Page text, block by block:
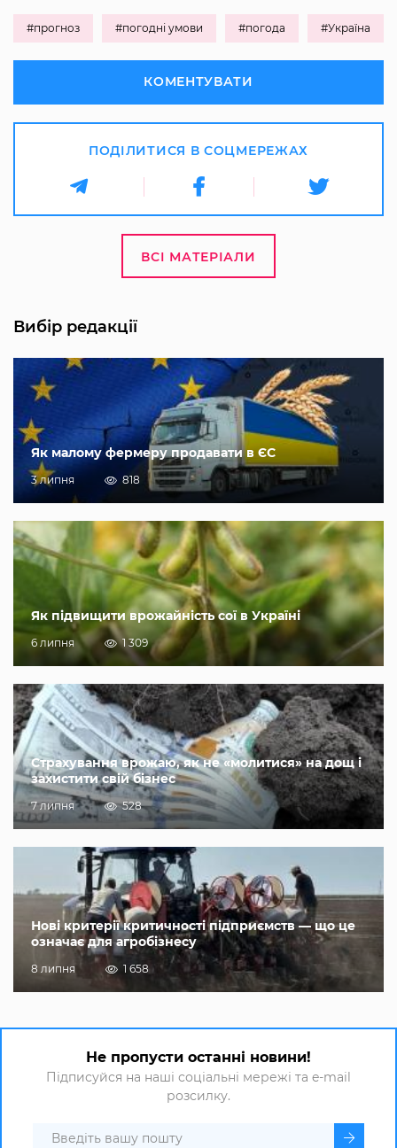
#прогноз #погодні умови #погода #Україна
КОМЕНТУВАТИ
ПОДІЛИТИСЯ В СОЦМЕРЕЖАХ
ВСІ МАТЕРІАЛИ
Вибір редакції
Як малому фермеру продавати в ЄС
3 липня 818
Як підвищити врожайність сої в Україні
6 липня 1 309
Страхування врожаю, як не «молитися» на дощ і
захистити свій бізнес
7 липня 528
Нові критерії критичності підприємств — що це
означає для агробізнесу
8 липня 1 658
Не пропусти останні новини!
Підписуйся на наші соціальні мережі та e-mail
розсилку.